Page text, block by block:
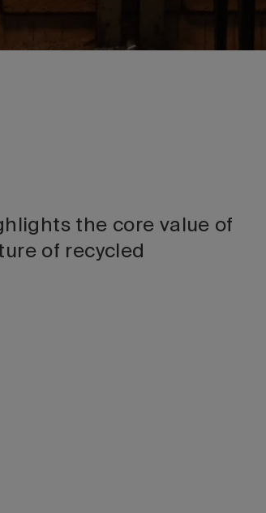
the core value of
of recycled